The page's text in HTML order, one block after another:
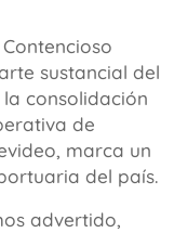
sustancial del
la consolidación
de
marca un
del país.
advertido,